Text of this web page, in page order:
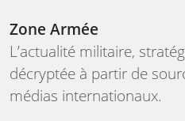
Zone Armée
L’actualité militaire,
décryptée à partir de
médias internationaux.